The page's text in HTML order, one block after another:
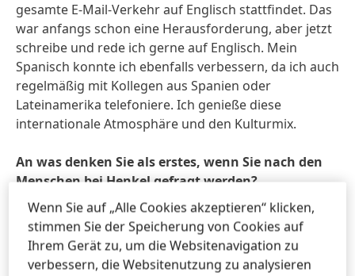
gesamte E-Mail-Verkehr auf Englisch stattfindet. Das
war anfangs schon eine Herausforderung, aber jetzt
schreibe und rede ich gerne auf Englisch. Mein
Spanisch konnte ich ebenfalls verbessern, da ich auch
regelmäßig mit Kollegen aus Spanien oder
Lateinamerika telefoniere. Ich genieße diese
internationale Atmosphäre und den Kulturmix.
An was denken Sie als erstes, wenn Sie nach den
Menschen bei Henkel gefragt werden?
Ich arbeite in Hamburg, nicht in Düsseldorf – habe
also vorwiegend Kontakt mit dem Team von
Schwarzkopf Professional. Aber ganz gleich mit wem
ich bei Henkel auf der Welt spreche, ich stoße immer
Wenn Sie auf „Alle Cookies akzeptieren“ klicken,
stimmen Sie der Speicherung von Cookies auf
Ihrem Gerät zu, um die Websitenavigation zu
verbessern, die Websitenutzung zu analysieren